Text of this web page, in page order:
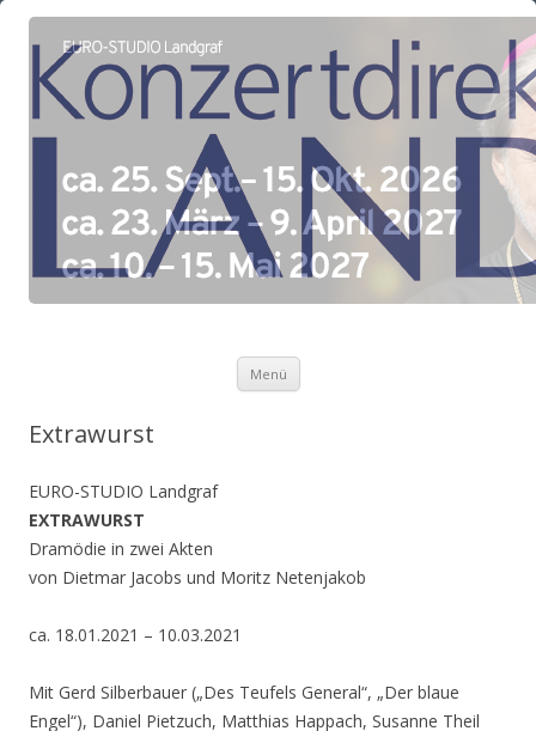
Menü
Extrawurst
EURO-STUDIO Landgraf
EXTRAWURST
Dramödie in zwei Akten
von Dietmar Jacobs und Moritz Netenjakob
ca. 18.01.2021 – 10.03.2021
Mit Gerd Silberbauer („Des Teufels General“, „Der blaue
Engel“), Daniel Pietzuch, Matthias Happach, Susanne Theil